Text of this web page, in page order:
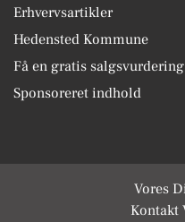
Erhvervsartikler
Hedensted Kommune
Få en gratis salgsvurdering
Sponsoreret indhold
Vores
Kontakt